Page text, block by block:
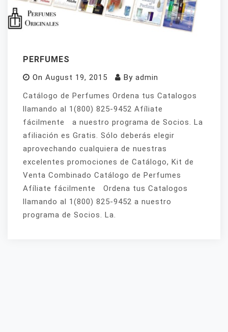
PERFUMES
On August 19, 2015 By admin
Catálogo de Perfumes Ordena tus Catalogos
llamando al 1(800) 825-9452 Afíliate
fácilmente a nuestro programa de Socios. La
afiliación es Gratis. Sólo deberás elegir
aprovechando cualquiera de nuestras
excelentes promociones de Catálogo, Kit de
Venta Combinado Catálogo de Perfumes
Afíliate fácilmente Ordena tus Catalogos
llamando al 1(800) 825-9452 a nuestro
programa de Socios. La.